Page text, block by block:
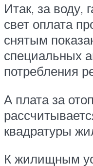
Итак, за воду,
свет оплата
снятым
специальных
потребления
А плата за
квадратуры
К жилищным